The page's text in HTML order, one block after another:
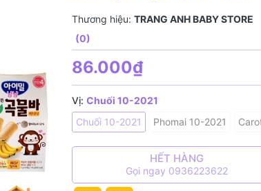
Thương hiệu: TRANG ANH BABY STORE
(0)
86.000₫
Vị: Chuối 10-2021
Chuối 10-2021
Phomai 10-2021
HẾT HÀNG
Gọi ngay 0936223622